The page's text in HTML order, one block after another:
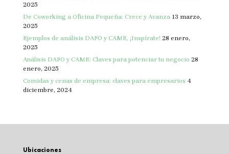
2025
De Coworking a Oficina Pequeña: Crece y Avanza 13 marzo,
2025
Ejemplos de análisis DAFO y CAME, ¡Inspírate! 28 enero,
2025
Análisis DAFO y CAME: Claves para potenciar tu negocio 28
enero, 2025
Comidas y cenas de empresa: claves para empresarios 4
diciembre, 2024
Ubicaciones